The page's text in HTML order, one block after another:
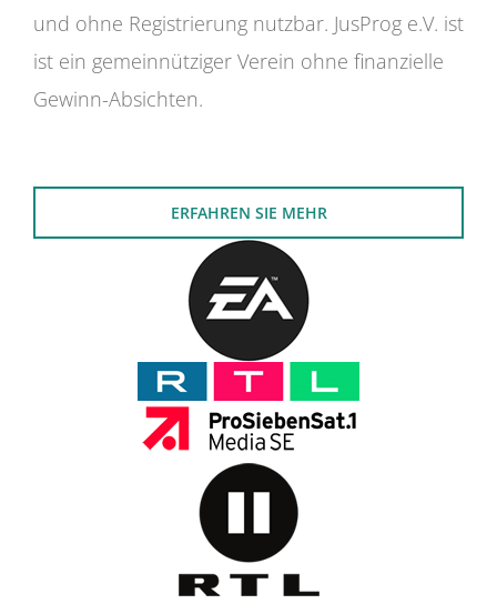
und ohne Registrierung nutzbar. JusProg e.V. ist
ist ein gemeinnütziger Verein ohne finanzielle
Gewinn-Absichten.
ERFAHREN SIE MEHR